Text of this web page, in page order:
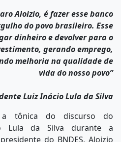
Aloizio, é fazer esse banco
do povo brasileiro. Esse
dinheiro e devolver para o
gerando emprego,
melhoria na qualidade de
vida do nosso povo”
Luiz Inácio Lula da Silva
a tônica do discurso do
Lula da Silva durante a
do BNDES, Aloizio